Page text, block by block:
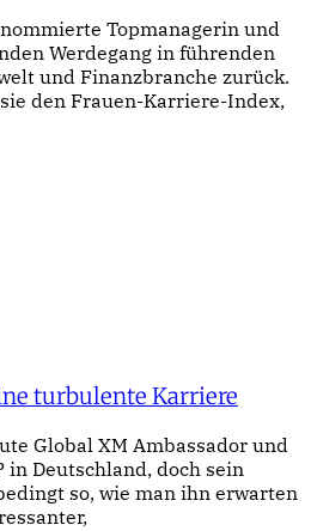
Topmanagerin und
Werdegang in führenden
und Finanzbranche zurück.
den Frauen-Karriere-Index,
turbulente Karriere
Global XM Ambassador und
in Deutschland, doch sein
so, wie man ihn erwarten